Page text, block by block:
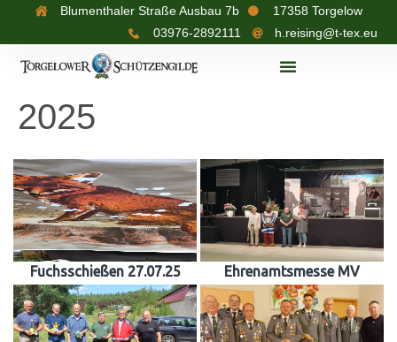
Blumenthaler Straße Ausbau 7b
17358 Torgelow
03976-2892111
h.reising@t-tex.eu
2025
Fuchsschießen 27.07.25 Ehrenamtsmesse MV